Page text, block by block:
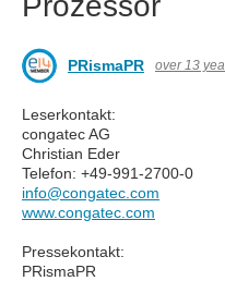
PRismaPR over 13
Leserkontakt:
congatec AG
Christian Eder
Telefon: +49-991-2700-0
info@congatec.com
www.congatec.com
Pressekontakt:
PRismaPR